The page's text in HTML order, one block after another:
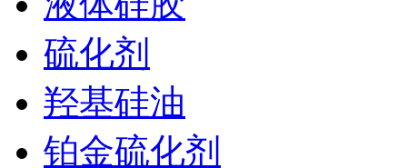
硫化剂
羟基硅油
铂金硫化剂